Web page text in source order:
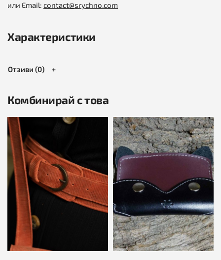
или Email: contact@srychno.com
Характеристики
Отзиви (0)
Комбинирай с това